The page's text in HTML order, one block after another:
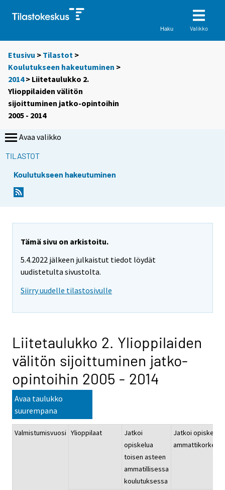
Haku Valikko
Etusivu > Tilastot >
Koulutukseen hakeutuminen >
2014> Liitetaulukko 2.
Ylioppilaiden välitön
sijoittuminen jatko-opintoihin
2005 - 2014
Avaa valikko
TILASTOT
Koulutukseen hakeutuminen
Tämä sivu on arkistoitu.
5.4.2022 jälkeen julkaistut tiedot löydät
uudistetulta sivustolta.
Siirry uudelle tilastosivulle
Liitetaulukko 2. Ylioppilaiden
välitön sijoittuminen jatko-
opintoihin 2005 - 2014
Avaa taulukko
suurempana
Valmistumisvuosi Ylioppilaat
Jatkoi
opiskelua
toisen asteen
ammatillisessa
koulutuksessa
Jatkoi opiskelua